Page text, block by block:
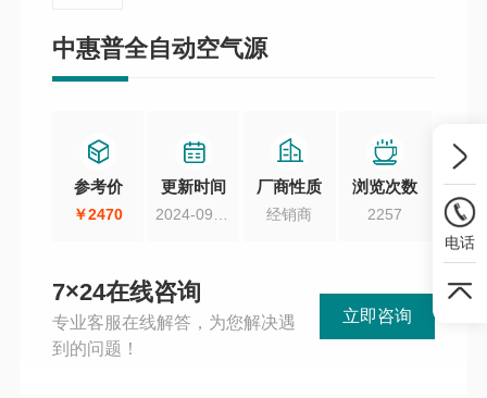
中惠普全自动空气源
参考价
￥2470
更新时间 厂商性质
经销商
浏览次数
2257
7×24在线咨询
专业客服在线解答，为您解决遇
到的问题！
立即咨询
电话